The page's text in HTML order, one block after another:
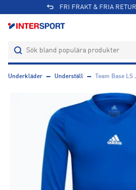
FRI FRAKT & FRIA
Underkläder Underställ Team Base LS